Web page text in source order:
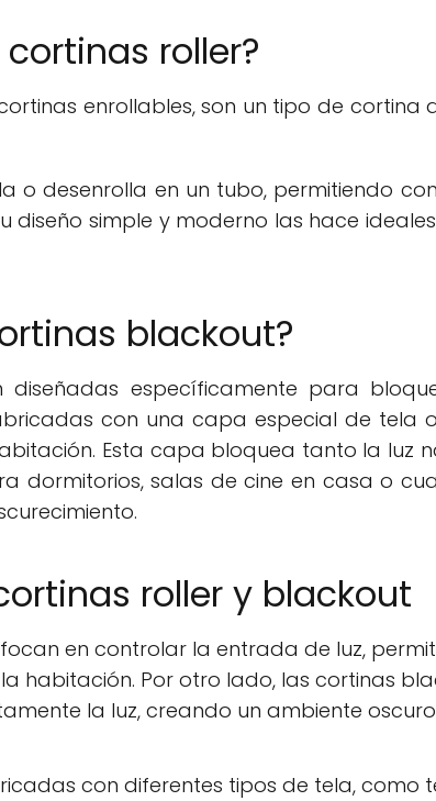
roller?
enrollables, son un tipo de cortina
o desenrolla en un tubo, permitiendo
diseño simple y moderno las hace
blackout?
específicamente para
con una capa especial de tela
Esta capa bloquea tanto la luz
dormitorios, salas de cine en casa o
roller y blackout
en controlar la entrada de luz,
habitación. Por otro lado, las cortinas
la luz, creando un ambiente
con diferentes tipos de tela, como